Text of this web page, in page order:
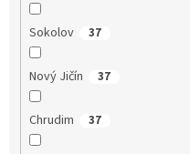
Sokolov 37
Nový Jičín 37
Chrudim 37